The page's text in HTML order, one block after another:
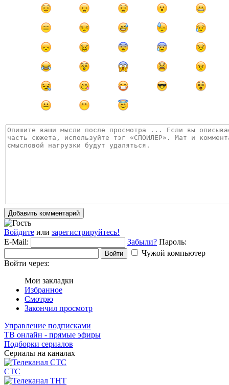
Добавить комментарий
Войдите или зарегистрируйтесь!
E-Mail:
Забыли? Пароль:
Войти
Чужой компьютер
Войти через:
Мои закладки
Избранное
Смотрю
Закончил просмотр
Управление подписками
ТВ онлайн - прямые эфиры
Подборки сериалов
Сериалы на каналах
СТС